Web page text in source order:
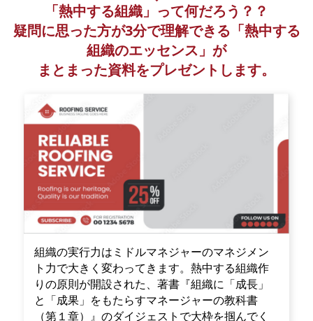
「熱中する組織」って何だろう？？
疑問に思った方が3分で理解できる「熱中する
組織のエッセンス」が
まとまった資料をプレゼントします。
組織の実行力はミドルマネジャーのマネジメン
ト力で大きく変わってきます。熱中する組織作
りの原則が開設された、著書『組織に「成長」
と「成果」をもたらすマネージャーの教科書
（第１章）』のダイジェストで大枠を掴んでく